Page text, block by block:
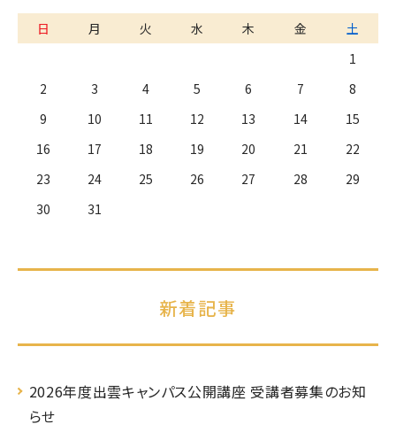
日 月 火 水 木 金
土
1
2
3 4 5 6 7
8
9
10 11 12 13 14
15
16
17 18 19 20 21
22
23
24 25 26 27 28
29
30
31
新着記事
2026年度出雲キャンパス公開講座 受講者募集のお知
らせ